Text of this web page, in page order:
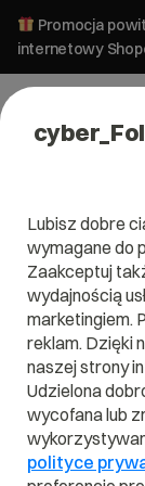
Promocja
internetowy
Pomoc»
konfigurację
Jak
Jeśli chcesz
Lubisz dobre
wymagane do
Zaakceptuj
wydajnością
marketingiem.
reklam. Dzięki
naszej strony
Udzielona
wycofana lub
polityce